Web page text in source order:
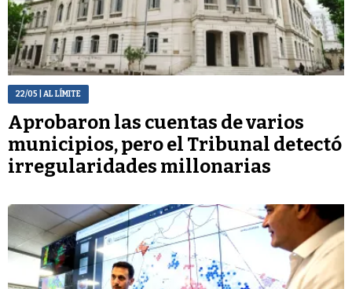
22/05 | AL LÍMITE
Aprobaron las cuentas de varios
municipios, pero el Tribunal detectó
irregularidades millonarias